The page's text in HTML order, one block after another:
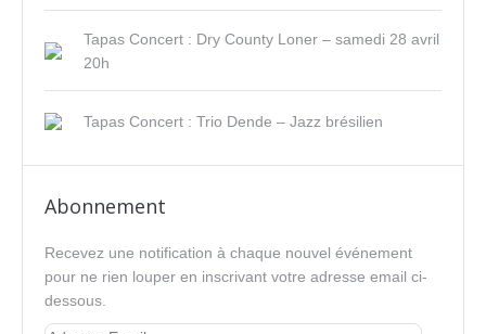
Tapas Concert : Dry County Loner – samedi 28 avril
20h
Tapas Concert : Trio Dende – Jazz brésilien
Abonnement
Recevez une notification à chaque nouvel événement
pour ne rien louper en inscrivant votre adresse email ci-
dessous.